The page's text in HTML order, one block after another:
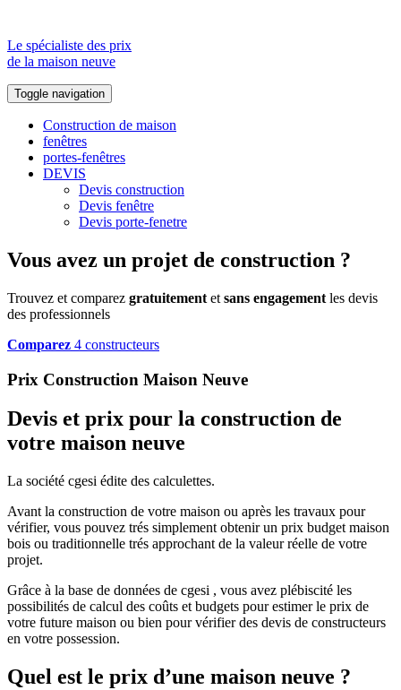
Le spécialiste des prix
de la maison neuve
Toggle navigation
Construction de maison
fenêtres
portes-fenêtres
DEVIS
Devis construction
Devis fenêtre
Devis porte-fenetre
Vous avez un projet de construction ?
Trouvez et comparez gratuitement et sans engagement les devis
des professionnels
Comparez 4 constructeurs
Prix Construction Maison Neuve
Devis et prix pour la construction de
votre maison neuve
La société cgesi édite des calculettes.
Avant la construction de votre maison ou après les travaux pour
vérifier, vous pouvez trés simplement obtenir un prix budget maison
bois ou traditionnelle trés approchant de la valeur réelle de votre
projet.
Grâce à la base de données de cgesi , vous avez plébiscité les
possibilités de calcul des coûts et budgets pour estimer le prix de
votre future maison ou bien pour vérifier des devis de constructeurs
en votre possession.
Quel est le prix d’une maison neuve ?